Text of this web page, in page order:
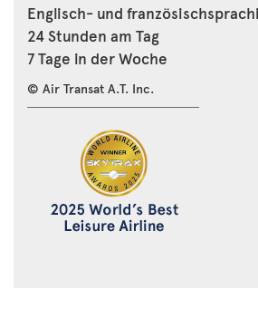
Englisch- und
24 Stunden am Tag
7 Tage in der Woche
© Air Transat A.T. Inc.